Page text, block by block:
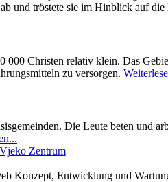
und tröstete sie im Hinblick auf
Christen relativ klein. Das
zu versorgen.
Die Leute beten und
Konzept, Entwicklung und